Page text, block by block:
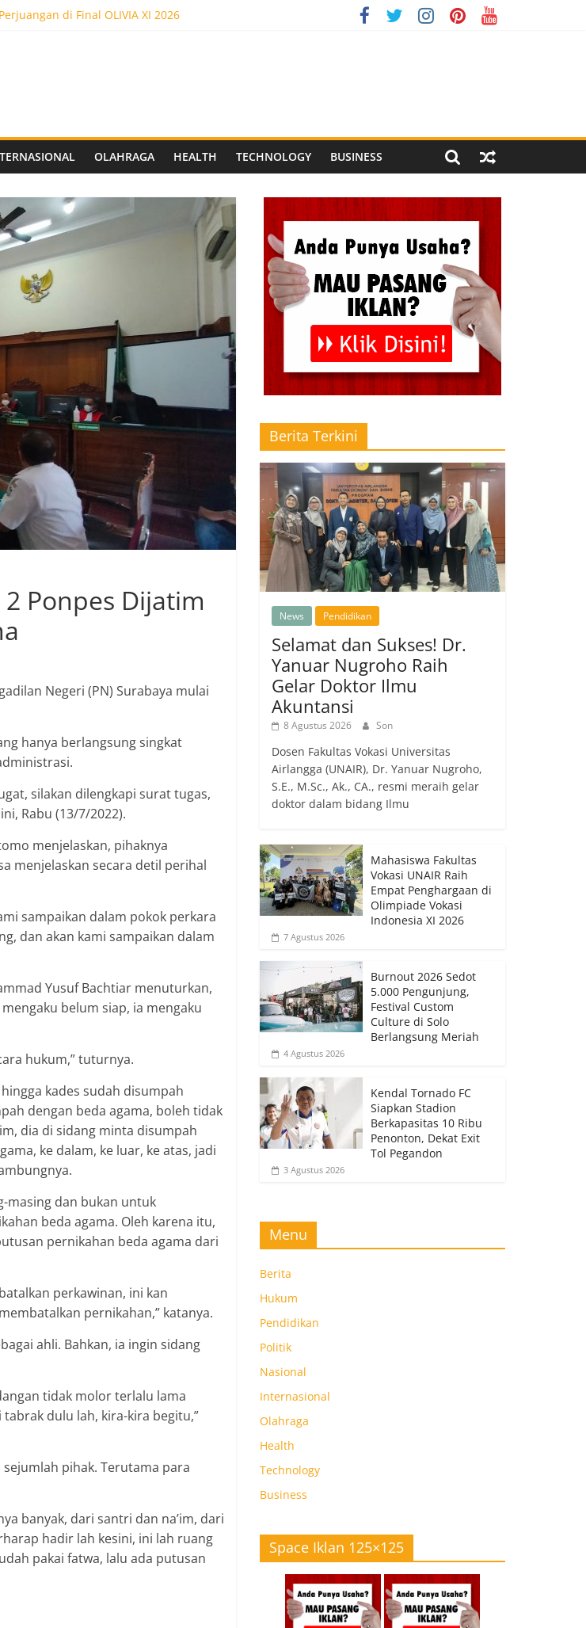
di Final OLIVIA XI 2026
Penghargaan di Olimpiade Vokasi Indonesia XI 2026
Custom Culture di Solo Berlangsung Meriah
10 Ribu Penonton, Dekat Exit Tol Pegandon
OLAHRAGA HEALTH TECHNOLOGY BUSINESS
Ponpes Dijatim
Negeri (PN) Surabaya mulai
hanya berlangsung singkat
silakan dilengkapi surat tugas,
Rabu (13/7/2022).
menjelaskan, pihaknya
menjelaskan secara detil perihal
sampaikan dalam pokok perkara
dan akan kami sampaikan dalam
Yusuf Bachtiar menuturkan,
belum siap, ia mengaku
hukum,” tuturnya.
kades sudah disumpah
dengan beda agama, boleh tidak
dia di sidang minta disumpah
ke dalam, ke luar, ke atas, jadi
masing dan bukan untuk
beda agama. Oleh karena itu,
pernikahan beda agama dari
perkawinan, ini kan
pernikahan,” katanya.
ahli. Bahkan, ia ingin sidang
tidak molor terlalu lama
dulu lah, kira-kira begitu,”
pihak. Terutama para
banyak, dari santri dan na’im, dari
hadir lah kesini, ini lah ruang
pakai fatwa, lalu ada putusan
Berita Terkini
News Pendidikan
Selamat dan Sukses! Dr.
Yanuar Nugroho Raih
Gelar Doktor Ilmu
Akuntansi
8 Agustus 2026 Son
Dosen Fakultas Vokasi Universitas
Airlangga (UNAIR), Dr. Yanuar Nugroho,
S.E., M.Sc., Ak., CA., resmi meraih gelar
doktor dalam bidang Ilmu
Mahasiswa Fakultas
Vokasi UNAIR Raih
Empat Penghargaan di
Olimpiade Vokasi
Indonesia XI 2026
7 Agustus 2026
Burnout 2026 Sedot
5.000 Pengunjung,
Festival Custom
Culture di Solo
Berlangsung Meriah
4 Agustus 2026
Kendal Tornado FC
Siapkan Stadion
Berkapasitas 10 Ribu
Penonton, Dekat Exit
Tol Pegandon
3 Agustus 2026
Menu
Berita
Hukum
Pendidikan
Politik
Nasional
Internasional
Olahraga
Health
Technology
Business
Space Iklan 125×125